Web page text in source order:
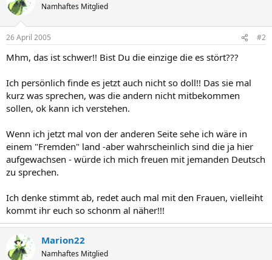
Namhaftes Mitglied
26 April 2005 #2
Mhm, das ist schwer!! Bist Du die einzige die es stört???
Ich persönlich finde es jetzt auch nicht so doll!! Das sie mal
kurz was sprechen, was die andern nicht mitbekommen
sollen, ok kann ich verstehen.
Wenn ich jetzt mal von der anderen Seite sehe ich wäre in
einem "Fremden" land -aber wahrscheinlich sind die ja hier
aufgewachsen - würde ich mich freuen mit jemanden Deutsch
zu sprechen.
Ich denke stimmt ab, redet auch mal mit den Frauen, vielleiht
kommt ihr euch so schonm al näher!!!
Marion22
Namhaftes Mitglied